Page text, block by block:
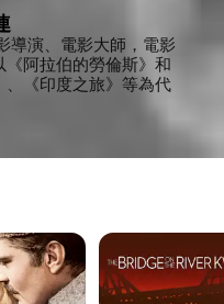
導演、電影大師，電影
阿拉伯的勞倫斯》和
、《印度之旅》等為代
桂
河
大
橋